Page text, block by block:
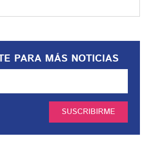
PARA MÁS NOTICIAS
SUSCRIBIRME